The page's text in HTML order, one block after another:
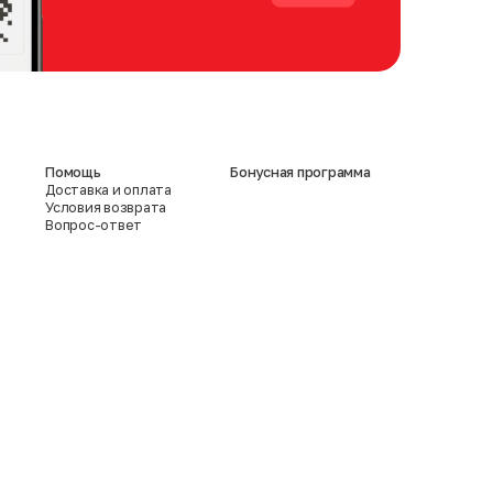
Помощь
Доставка и оплата
Условия возврата
Вопрос-ответ
Бонусная программа